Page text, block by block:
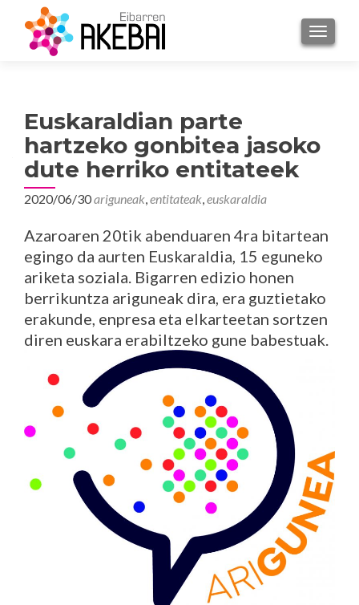
Euskaraldian parte
hartzeko gonbitea jasoko
dute herriko entitateek
2020/06/30ariguneak,entitateak,euskaraldia
Azaroaren 20tik abenduaren 4ra bitartean
egingo da aurten Euskaraldia, 15 eguneko
ariketa soziala. Bigarren edizio honen
berrikuntza ariguneak dira, era guztietako
erakunde, enpresa eta elkarteetan sortzen
diren euskara erabiltzeko gune babestuak.